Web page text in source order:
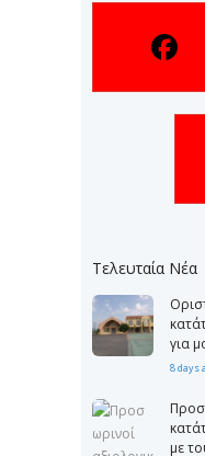
Τελευταία Νέα
για
8 days
με